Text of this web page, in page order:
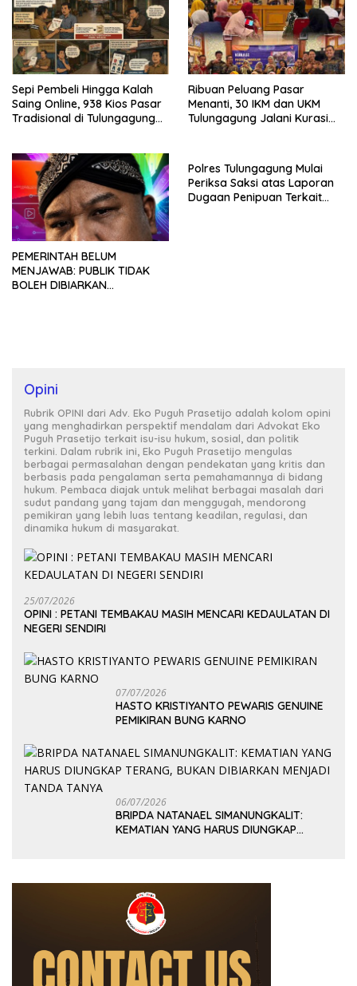
Sepi Pembeli Hingga Kalah
Saing Online, 938 Kios Pasar
Tradisional di Tulungagung
Ribuan Peluang Pasar
Menanti, 30 IKM dan UKM
Tulungagung Jalani Kurasi
PEMERINTAH BELUM
MENJAWAB: PUBLIK TIDAK
BOLEH DIBIARKAN
Polres Tulungagung Mulai
Periksa Saksi atas Laporan
Dugaan Penipuan Terkait
Opini
Rubrik OPINI dari Adv. Eko Puguh Prasetijo adalah kolom opini
yang menghadirkan perspektif mendalam dari Advokat Eko
Puguh Prasetijo terkait isu-isu hukum, sosial, dan politik
terkini. Dalam rubrik ini, Eko Puguh Prasetijo mengulas
berbagai permasalahan dengan pendekatan yang kritis dan
berbasis pada pengalaman serta pemahamannya di bidang
hukum. Pembaca diajak untuk melihat berbagai masalah dari
sudut pandang yang tajam dan menggugah, mendorong
pemikiran yang lebih luas tentang keadilan, regulasi, dan
dinamika hukum di masyarakat.
25/07/2026
OPINI : PETANI TEMBAKAU MASIH MENCARI KEDAULATAN DI
NEGERI SENDIRI
07/07/2026
HASTO KRISTIYANTO PEWARIS GENUINE
PEMIKIRAN BUNG KARNO
06/07/2026
BRIPDA NATANAEL SIMANUNGKALIT:
KEMATIAN YANG HARUS DIUNGKAP